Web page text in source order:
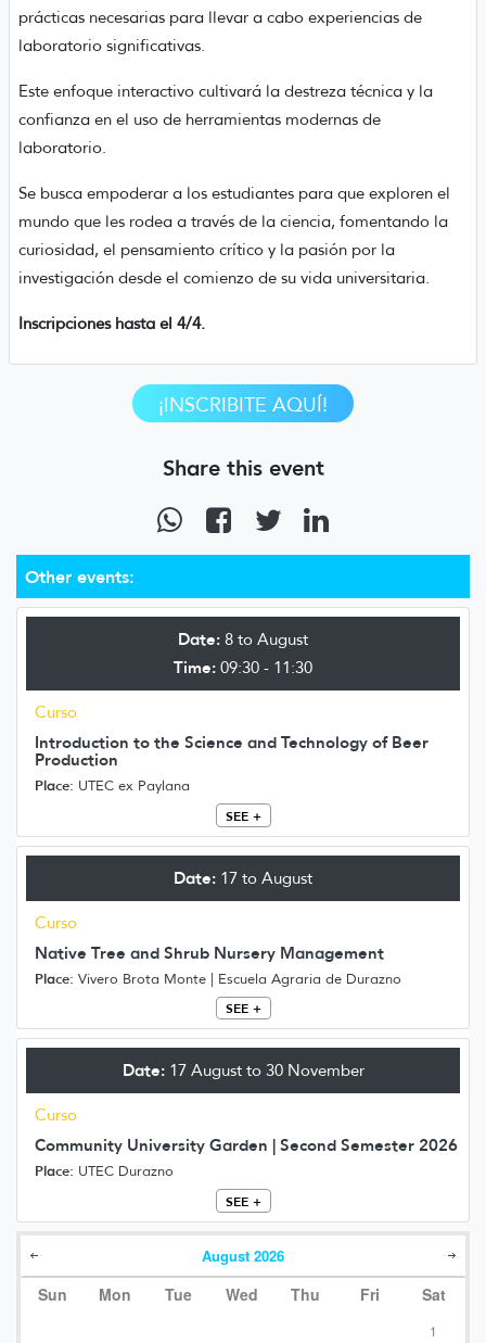
Other events:
Date: 8 to August
Time: 09:30 - 11:30
Curso
Introduction to the Science and Technology of Beer
Production
Place: UTEC ex Paylana
SEE +
Date: 17 to August
Curso
Native Tree and Shrub Nursery Management
Place: Vivero Brota Monte | Escuela Agraria de Durazno
SEE +
Date:17 August to 30 November
Curso
Community University Garden | Second Semester 2026
Place: UTEC Durazno
SEE +
August 2026
Sun Mon Tue Wed Thu Fri Sat
1
prácticas necesarias para llevar a cabo experiencias de
laboratorio significativas.
Este enfoque interactivo cultivará la destreza técnica y la
confianza en el uso de herramientas modernas de
laboratorio.
Se busca empoderar a los estudiantes para que exploren el
mundo que les rodea a través de la ciencia, fomentando la
curiosidad, el pensamiento crítico y la pasión por la
investigación desde el comienzo de su vida universitaria.
Inscripciones hasta el 4/4.
¡INSCRIBITE AQUÍ!
Share this event